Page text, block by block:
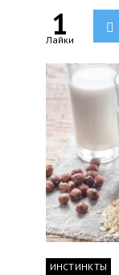
1
Лайки
ИНСТИНКТЫ